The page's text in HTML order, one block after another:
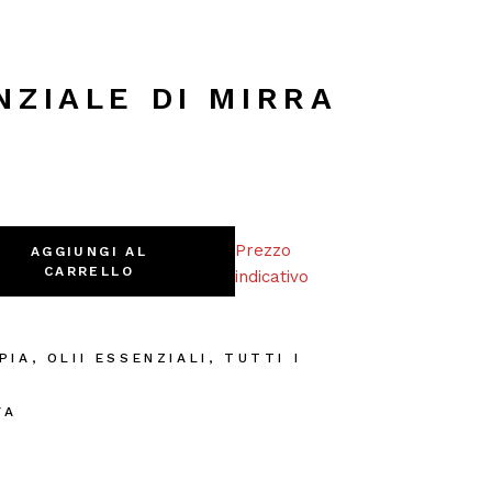
DI MIRRA
quantity
AGGIUNGI AL
CARRELLO
Prezzo
indicativo
, OLII ESSENZIALI , TUTTI I